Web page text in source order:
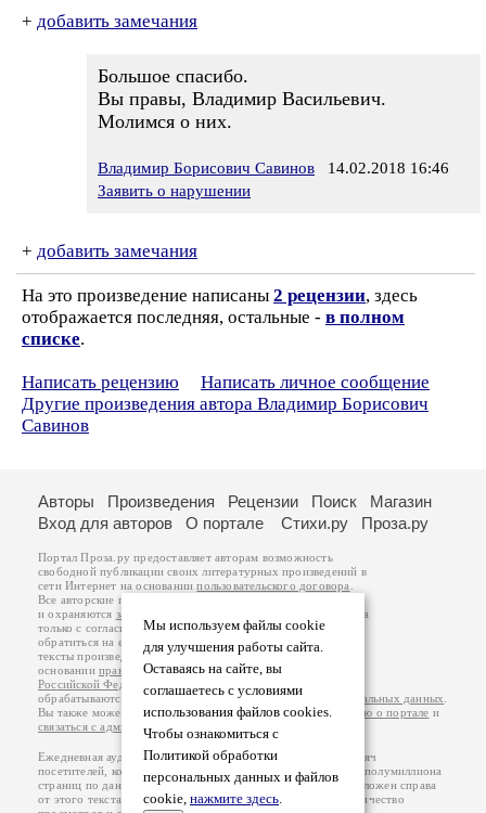
+ добавить замечания
Большое спасибо.
Вы правы, Владимир Васильевич.
Молимся о них.
Владимир Борисович Савинов 14.02.2018 16:46
Заявить о нарушении
+ добавить замечания
На это произведение написаны 2 рецензии, здесь
отображается последняя, остальные - в полном
списке.
Написать рецензию
Написать личное сообщение
Другие произведения автора Владимир Борисович
Савинов
Мы используем файлы cookie
для улучшения работы сайта.
Оставаясь на сайте, вы
соглашаетесь с условиями
использования файлов cookies.
Чтобы ознакомиться с
Политикой обработки
персональных данных и файлов
cookie, нажмите здесь.
Авторы Произведения Рецензии Поиск
Магазин
Вход для авторов
О портале Стихи.ру Проза.ру
Портал Проза.ру предоставляет авторам возможность
свободной публикации своих литературных произведений в
сети Интернет на основаниипользовательского договора
Все авторские права на произведения принадлежат авторам
и охраняются законом
. Перепечатка произведений возможна
только с согласия его автора, к которому вы можете
обратиться на его авторской странице. Ответственность за
тексты произведений авторы несут самостоятельно на
основанииправил публикацииизаконодательства
Российской Федерации
обрабатываются на основанииПолитики обработки персональных данных
Вы также можете посмотреть более подробнуюинформацию о портале и
связаться с администрацией
Ежедневная аудитория портала Проза.ру – порядка 100 тысяч
посетителей, которые в общей сумме просматривают более полумиллиона
страниц по данным счетчика посещаемости, который расположен справа
от этого текста. В каждой графе указано по две цифры: количество